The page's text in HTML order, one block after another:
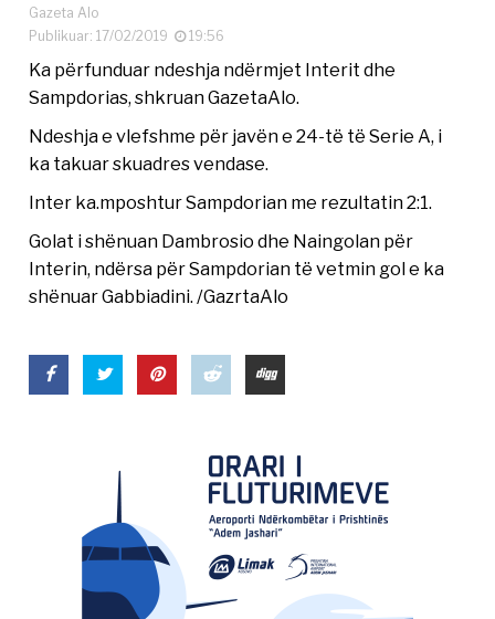
Gazeta Alo
Publikuar: 17/02/2019
19:56
Ka përfunduar ndeshja ndërmjet Interit dhe
Sampdorias, shkruan GazetaAlo.
Ndeshja e vlefshme për javën e 24-të të Serie A, i
ka takuar skuadres vendase.
Inter ka.mposhtur Sampdorian me rezultatin 2:1.
Golat i shënuan Dambrosio dhe Naingolan për
Interin, ndërsa për Sampdorian të vetmin gol e ka
shënuar Gabbiadini. /GazrtaAlo